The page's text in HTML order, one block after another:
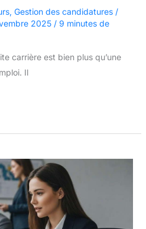
, Gestion des candidatures/
2025 / 9 minutes de
carrière est bien plus qu’une
Il